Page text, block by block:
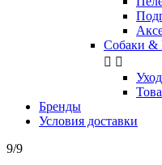
Собаки &
 
Уход
Бренды
Условия доставки
9/9